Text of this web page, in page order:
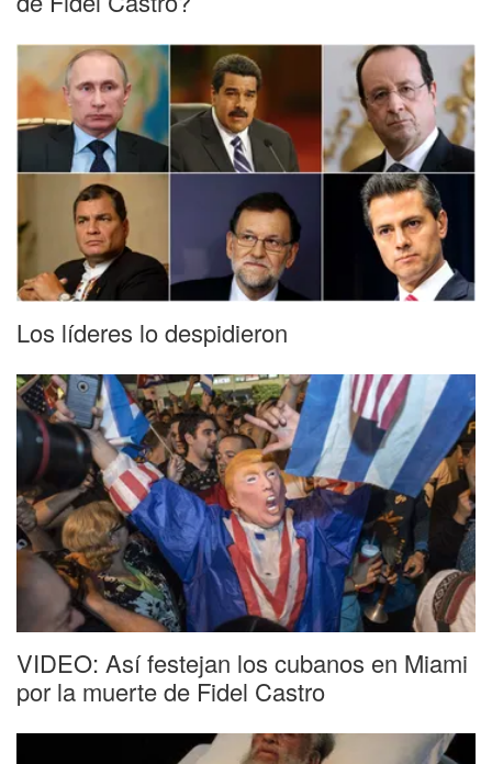
Los líderes lo despidieron
VIDEO: Así festejan los cubanos en Miami
por la muerte de Fidel Castro